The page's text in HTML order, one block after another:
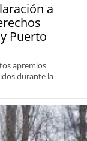
a
Puerto
apremios
durante la